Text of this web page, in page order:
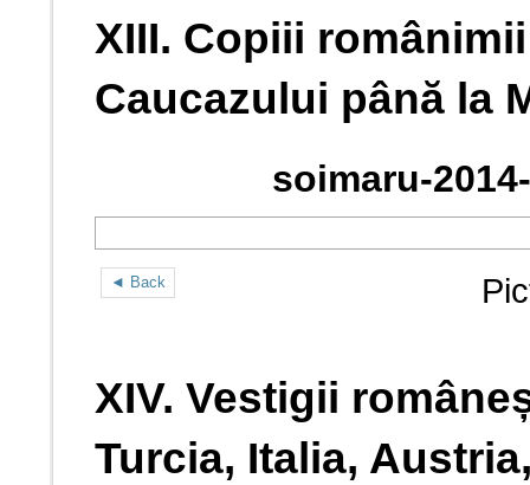
XIII. Copiii
Caucazului până la
soimaru-
◄ Back
XIV. Vestigii
Turcia, Italia,